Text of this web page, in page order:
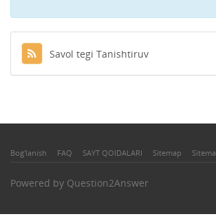
Savol tegi Tanishtiruv
Bog'lanish FAQ SAYT QOIDALARI Sitemap
Powered by Question2Answer